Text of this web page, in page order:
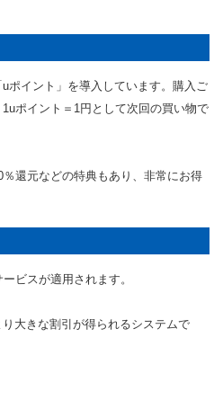
ポイント」を導入しています。購入ご
ポイント＝1円として次回の買い物で
還元などの特典もあり、非常にお得
ビスが適用されます。
大きな割引が得られるシステムで